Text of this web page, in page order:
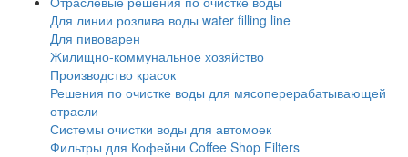
Для линии розлива воды water filling line
Для пивоварен
Жилищно-коммунальное хозяйство
Производство красок
Решения по очистке воды для мясоперерабатывающей
отрасли
Системы очистки воды для автомоек
Фильтры для Кофейни Coffee Shop Filters